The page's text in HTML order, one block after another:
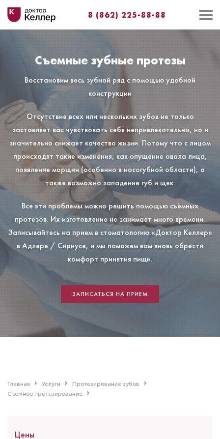
8 (862) 225-88-88⁣⁣
Съемные зубные протезы
Восстановим весь зубной ряд с помощью удобной
конструкции
Отсутствие всех или нескольких зубов не только
заставляет вас чувствовать себя непривлекательно, но и
значительно снижает качество жизни. Потому что с лицом
происходят такие изменения, как опущение овала лица,
появление морщин (особенно в носогубной области), а
также возможно западение губ и щек.
Все эти проблемы можно решить помощью съёмных
протезов. Их изготовление не занимает много времени.
Записывайтесь на прием в стоматологию «Доктор Келлер»
в Адлере / Сириусе, и мы поможем вам вновь обрести
комфорт принятия пищи.
ЗАПИСАТЬСЯ НА ПРИЕМ
Главная Услуги
Протезирование зубов
Съёмное протезирование
Цены